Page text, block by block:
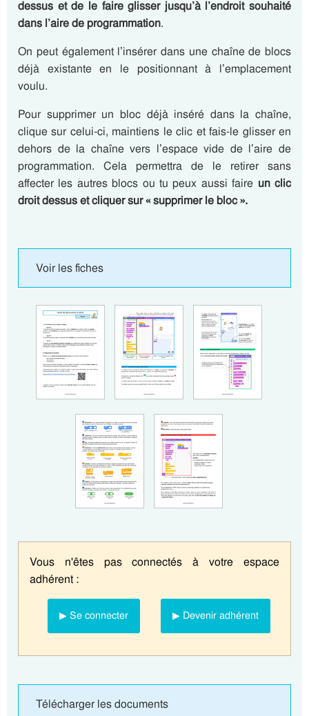
dessus et de le faire glisser jusqu’à l’endroit souhaité
dans l’aire de programmation.
On peut également l’insérer dans une chaîne de blocs
déjà existante en le positionnant à l’emplacement
voulu.
Pour supprimer un bloc déjà inséré dans la chaîne,
clique sur celui-ci, maintiens le clic et fais-le glisser en
dehors de la chaîne vers l’espace vide de l’aire de
programmation. Cela permettra de le retirer sans
affecter les autres blocs ou tu peux aussi faire un clic
droit dessus et cliquer sur « supprimer le bloc ».
Voir les fiches
Vous n'êtes pas connectés à votre espace
adhérent :
▶ Se connecter ▶ Devenir adhérent
Télécharger les documents